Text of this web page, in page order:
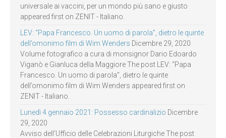
universale ai vaccini, per un mondo più sano e giusto
appeared first on ZENIT - Italiano.
LEV: “Papa Francesco. Un uomo di parola”, dietro le quinte
dell’omonimo film di Wim Wenders Dicembre 29, 2020
Volume fotografico a cura di monsignor Dario Edoardo
Viganò e Gianluca della Maggiore The post LEV: “Papa
Francesco. Un uomo di parola”, dietro le quinte
dell’omonimo film di Wim Wenders appeared first on
ZENIT - Italiano.
Lunedì 4 gennaio 2021: Possesso cardinalizio Dicembre
29, 2020
Avviso dell’Ufficio delle Celebrazioni Liturgiche The post